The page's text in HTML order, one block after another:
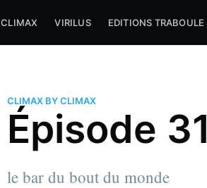
CLIMAX VIRILUS EDITIONS
CLIMAX BY CLIMAX
Épisode
le bar du bout du monde